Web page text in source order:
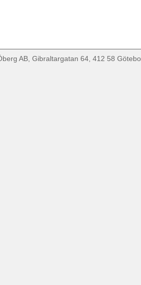
AB, Gibraltargatan 64, 412 58